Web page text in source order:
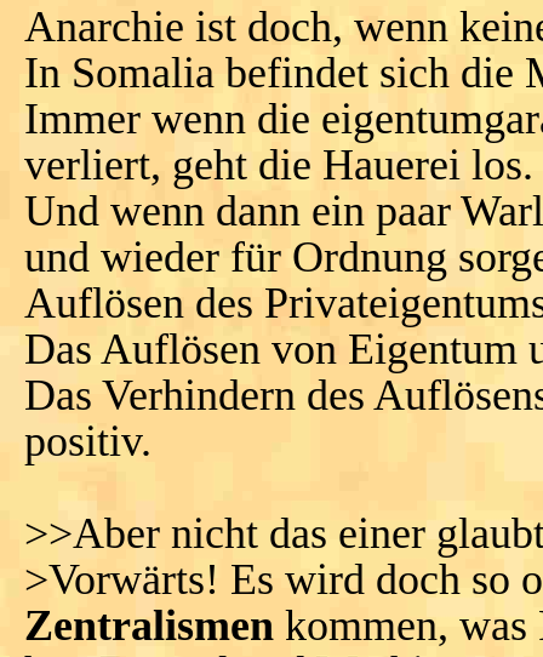
Anarchie ist doch, wenn
In Somalia befindet sich die
Immer wenn die
verliert, geht die Hauerei los.
Und wenn dann ein paar
und wieder für Ordnung
Auflösen des
Das Auflösen von Eigentum
Das Verhindern des
positiv.
>>Aber nicht das einer
>Vorwärts! Es wird doch so
Zentralismen kommen,